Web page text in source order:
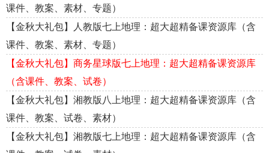
课件、教案、素材、专题）
【金秋大礼包】人教版七上地理：超大超精备课资源库（含
课件、教案、素材、专题）
【金秋大礼包】商务星球版七上地理：超大超精备课资源库
（含课件、教案、试卷）
【金秋大礼包】湘教版八上地理：超大超精备课资源库（含
课件、教案、试卷、素材）
【金秋大礼包】湘教版七上地理：超大超精备课资源库（含